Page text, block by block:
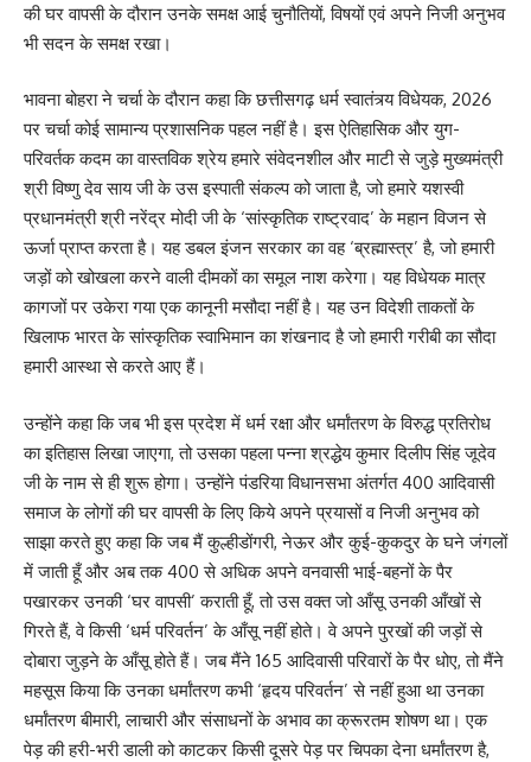
की घर वापसी के दौरान उनके समक्ष आई चुनौतियों, विषयों एवं अपने निजी अनुभव
भी सदन के समक्ष रखा।
भावना बोहरा ने चर्चा के दौरान कहा कि छत्तीसगढ़ धर्म स्वातंत्र्य विधेयक, 2026
पर चर्चा कोई सामान्य प्रशासनिक पहल नहीं है। इस ऐतिहासिक और युग-
परिवर्तक कदम का वास्तविक श्रेय हमारे संवेदनशील और माटी से जुड़े मुख्यमंत्री
श्री विष्णु देव साय जी के उस इस्पाती संकल्प को जाता है, जो हमारे यशस्वी
प्रधानमंत्री श्री नरेंद्र मोदी जी के ‘सांस्कृतिक राष्ट्रवाद’ के महान विजन से
ऊर्जा प्राप्त करता है। यह डबल इंजन सरकार का वह ‘ब्रह्मास्त्र’ है, जो हमारी
जड़ों को खोखला करने वाली दीमकों का समूल नाश करेगा। यह विधेयक मात्र
कागजों पर उकेरा गया एक कानूनी मसौदा नहीं है। यह उन विदेशी ताकतों के
खिलाफ भारत के सांस्कृतिक स्वाभिमान का शंखनाद है जो हमारी गरीबी का सौदा
हमारी आस्था से करते आए हैं।
उन्होंने कहा कि जब भी इस प्रदेश में धर्म रक्षा और धर्मांतरण के विरुद्ध प्रतिरोध
का इतिहास लिखा जाएगा, तो उसका पहला पन्ना श्रद्धेय कुमार दिलीप सिंह जूदेव
जी के नाम से ही शुरू होगा। उन्होंने पंडरिया विधानसभा अंतर्गत 400 आदिवासी
समाज के लोगों की घर वापसी के लिए किये अपने प्रयासों व निजी अनुभव को
साझा करते हुए कहा कि जब मैं कुल्हीडोंगरी, नेऊर और कुई-कुकदुर के घने जंगलों
में जाती हूँ और अब तक 400 से अधिक अपने वनवासी भाई-बहनों के पैर
पखारकर उनकी ‘घर वापसी’ कराती हूँ, तो उस वक्त जो आँसू उनकी आँखों से
गिरते हैं, वे किसी ‘धर्म परिवर्तन’ के आँसू नहीं होते। वे अपने पुरखों की जड़ों से
दोबारा जुड़ने के आँसू होते हैं। जब मैंने 165 आदिवासी परिवारों के पैर धोए, तो मैंने
महसूस किया कि उनका धर्मांतरण कभी ‘हृदय परिवर्तन’ से नहीं हुआ था उनका
धर्मांतरण बीमारी, लाचारी और संसाधनों के अभाव का क्रूरतम शोषण था। एक
पेड़ की हरी-भरी डाली को काटकर किसी दूसरे पेड़ पर चिपका देना धर्मांतरण है,